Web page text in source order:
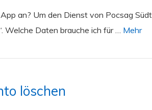
an? Um den Dienst von Pocsag
Welche Daten brauche ich für … Mehr
löschen